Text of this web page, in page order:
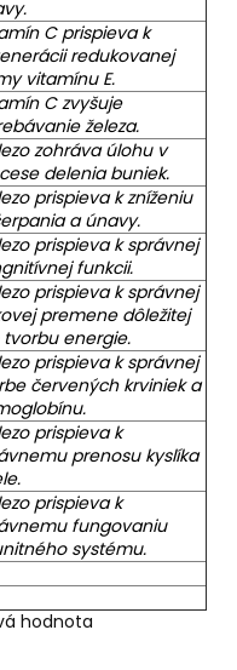
C prispieva k
redukovanej
vitamínu E.
C zvyšuje
železa.
zohráva úlohu v
delenia buniek.
prispieva k zníženiu
a únavy.
prispieva k správnej
funkcii.
prispieva k správnej
premene dôležitej
tvorbu energie.
prispieva k správnej
červených krviniek a
prispieva k
prenosu kyslíka
prispieva k
fungovaniu
systému.
hodnota